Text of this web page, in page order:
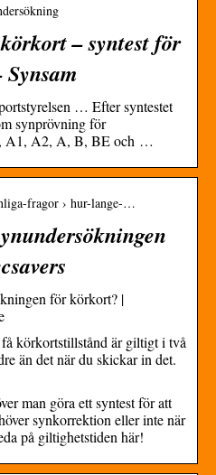
– syntest för
… Efter syntestet
synprövning för
A1, A2, A, B, BE och …
fragor › hur-lange-…
för körkort? |
körkortstillstånd är giltigt i två
än det när du skickar in det.
man göra ett syntest för att
synkorrektion eller inte när
på giltighetstiden här!